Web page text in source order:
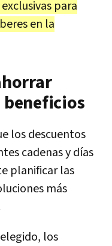
para
en la
los descuentos
cadenas y días
planificar las
más
los